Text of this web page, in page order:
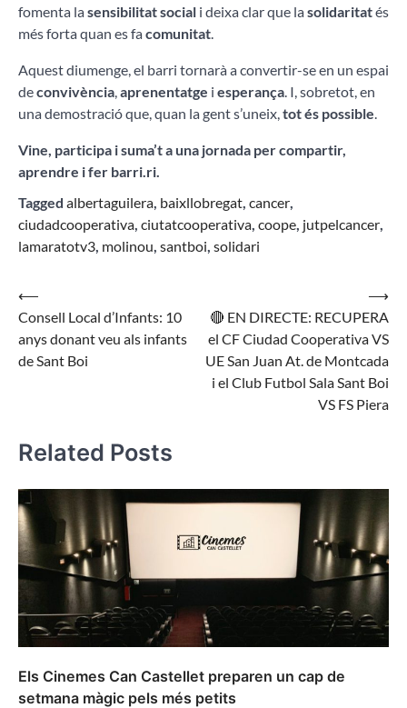
fomenta lasensibilitat social i deixa clar que lasolidaritatés
més forta quan es facomunitat.
Aquest diumenge, el barri tornarà a convertir-se en un espai
deconvivència,aprenentatge i esperança. I, sobretot, en
una demostració que, quan la gent s’uneix,tot és possible.
Vine, participa i suma’t a una jornada per compartir,
aprendre i fer barri.ri.
Tagged albertaguilera, baixllobregat, cancer,
ciudadcooperativa, ciutatcooperativa, coope, jutpelcancer,
lamaratotv3, molinou, santboi, solidari
Navegació
d'entrades
⟵
Consell Local d’Infants: 10
anys donant veu als infants
de Sant Boi
🔴 EN DIRECTE: RECUPERA
el CF Ciudad Cooperativa VS
UE San Juan At. de Montcada
i el Club Futbol Sala Sant Boi
VS FS Piera
⟶
Related Posts
Els Cinemes Can Castellet preparen un cap de
setmana màgic pels més petits